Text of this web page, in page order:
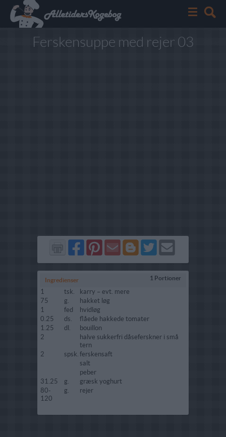
Ferskensuppe med rejer 03
Del
på
Facebook
Del
på
Pinterest
Send
via
GMail
Del
på
Blogger
Del
på
Twitter
Send
Ingredienser 1 Portioner
1 tsk.
karry – evt. mere
75
g.
hakket løg
1
fed
hvidløg
0.25
ds.
flåede hakkede tomater
1.25
dl.
bouillon
2
halve sukkerfri dåseferskner i små
tern
2
spsk. ferskensaft
salt
peber
31.25
g.
græsk yoghurt
80-
120
g. rejer